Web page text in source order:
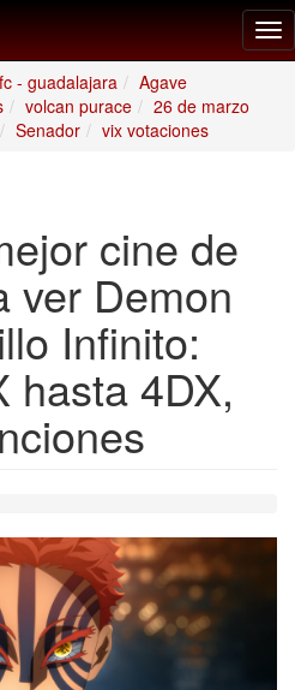
- guadalajara
Agave
volcan purace
26 de marzo
Senador vix votaciones
cine de
ver Demon
Infinito:
hasta 4DX,